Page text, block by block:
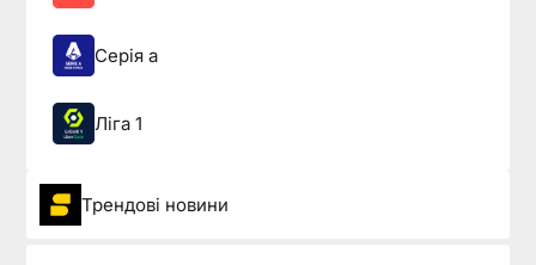
Серія а
Ліга 1
Трендові новини